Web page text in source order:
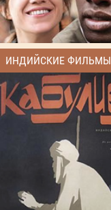
ИНДИЙСКИЕ ФИЛЬМЫ